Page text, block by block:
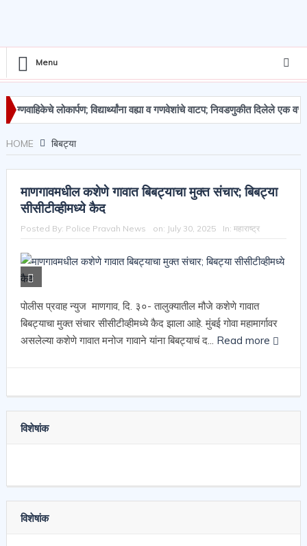
Menu
लोकार्पण; विद्यार्थ्यांना वह्या व गणवेशांचे वाटप; निवडणुकीत दिलेले एक वचन
मुद्देमाल जप्त
HOME बिबट्या
माणगावमधील कशेणे गावात बिबट्याचा मुक्त संचार; बिबट्या
सीसीटीव्हीमध्ये कैद
Posted By: Police Pravah News on: July 30, 2025 In: महाराष्ट्र
पोलीस प्रवाह न्युज माणगाव, दि. ३०- तालुक्यातील मौजे कशेणे गावात
बिबट्याचा मुक्त संचार सीसीटीव्हीमध्ये कैद झाला आहे. मुंबई गोवा महामार्गावर
असलेल्या कशेणे गावात मनोज गावाने यांना बिबट्याचं द... Read more
विशेषांक
विशेषांक